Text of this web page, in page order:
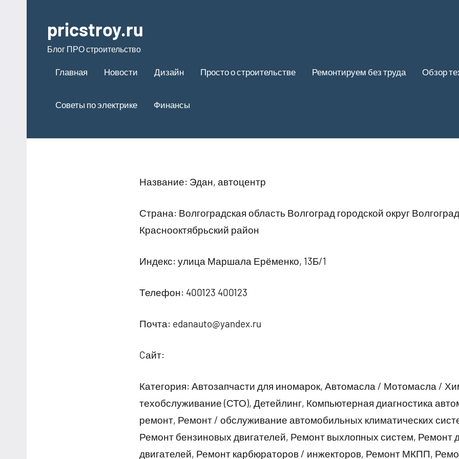
содержимому
pricstroy.ru
Блог ПРО строительство
Главная Новости Дизайн Просто о строительстве Ремонтируем без труда Обзор
Советы по электрике Финансы
Название: Эдан, автоцентр
Страна: Волгоградская область Волгоград городской округ Волгоград
Краснооктябрьский район
Индекс: улица Маршала Ерёменко, 13Б/1
Телефон: 400123 400123
Почта: edanauto@yandex.ru
Cайт:
Категория: Автозапчасти для иномарок, Автомасла / Мотомасла /
техобслуживание (СТО), Детейлинг, Компьютерная диагностика
ремонт, Ремонт / обслуживание автомобильных климатических
Ремонт бензиновых двигателей, Ремонт выхлопных систем, Ремонт
двигателей, Ремонт карбюраторов / инжекторов, Ремонт МКПП,